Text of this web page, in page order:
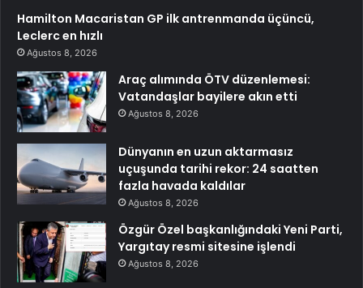
Hamilton Macaristan GP ilk antrenmanda üçüncü,
Leclerc en hızlı
Ağustos 8, 2026
Araç alımında ÖTV düzenlemesi:
Vatandaşlar bayilere akın etti
Ağustos 8, 2026
Dünyanın en uzun aktarmasız
uçuşunda tarihi rekor: 24 saatten
fazla havada kaldılar
Ağustos 8, 2026
Özgür Özel başkanlığındaki Yeni Parti,
Yargıtay resmi sitesine işlendi
Ağustos 8, 2026